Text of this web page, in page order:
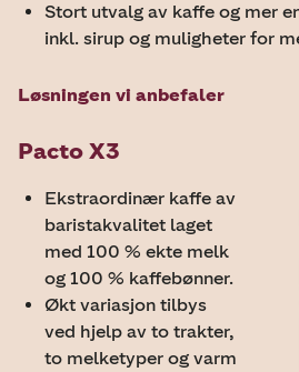
Stort utvalg av kaffe og mer
inkl. sirup og muligheter for
Løsningen vi anbefaler
Pacto X3
Ekstraordinær kaffe av
baristakvalitet laget
med 100 % ekte melk
og 100 % kaffebønner.
Økt variasjon tilbys
ved hjelp av to trakter,
to melketyper og varm